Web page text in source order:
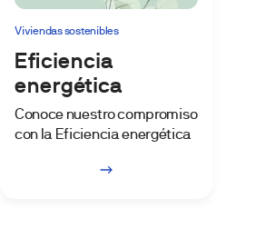
Viviendas sostenibles
Eficiencia
energética
Conoce nuestro compromiso
con la Eficiencia energética